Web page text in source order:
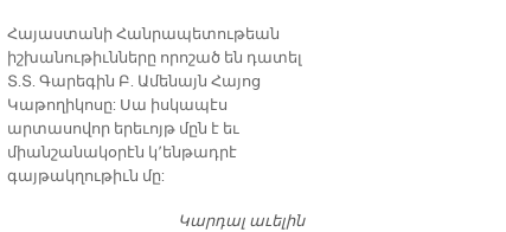
​Հայաստանի Հանրապետութեան
իշխանութիւնները որոշած են դատել
Տ.Տ. Գարեգին Բ. Ամենայն Հայոց
Կաթողիկոսը: Սա իսկապէս
արտասովոր երեւոյթ մըն է եւ
միանշանակօրէն կ՚ենթադրէ
գայթակղութիւն մը:
Կարդալ աւելինԴատել…